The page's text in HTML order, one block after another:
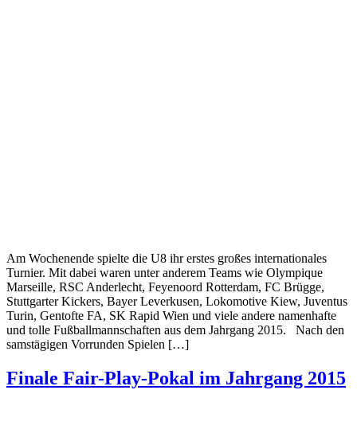
Am Wochenende spielte die U8 ihr erstes großes internationales
Turnier. Mit dabei waren unter anderem Teams wie Olympique
Marseille, RSC Anderlecht, Feyenoord Rotterdam, FC Brügge,
Stuttgarter Kickers, Bayer Leverkusen, Lokomotive Kiew, Juventus
Turin, Gentofte FA, SK Rapid Wien und viele andere namenhafte
und tolle Fußballmannschaften aus dem Jahrgang 2015. Nach den
samstägigen Vorrunden Spielen […]
Finale Fair-Play-Pokal im Jahrgang 2015